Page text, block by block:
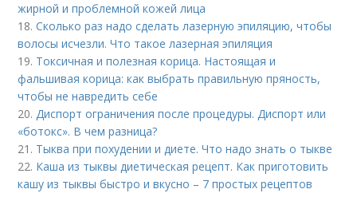
жирной и проблемной кожей лица
18.Сколько раз надо сделать лазерную эпиляцию, чтобы
волосы исчезли. Что такое лазерная эпиляция
19. Токсичная и полезная корица. Настоящая и
фальшивая корица: как выбрать правильную пряность,
чтобы не навредить себе
20.Диспорт ограничения после процедуры. Диспорт или
«ботокс». В чем разница?
21. Тыква при похудении и диете. Что надо знать о тыкве
22. Каша из тыквы диетическая рецепт. Как приготовить
кашу из тыквы быстро и вкусно – 7 простых рецептов